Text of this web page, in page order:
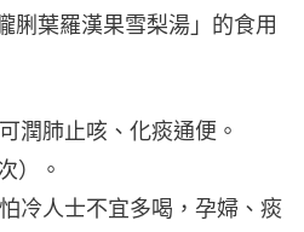
脷葉羅漢果雪梨湯」的食用
潤肺止咳、化痰通便。
）。
冷人士不宜多喝，孕婦、痰